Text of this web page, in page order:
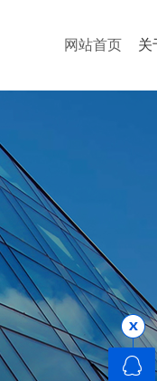
网站首页 关